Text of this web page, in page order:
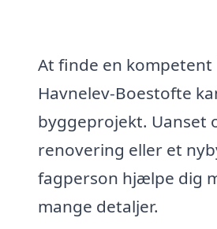
At finde en
Havnelev-Boestofte
byggeprojekt. Uanset
renovering eller et
fagperson hjælpe dig
mange detaljer.